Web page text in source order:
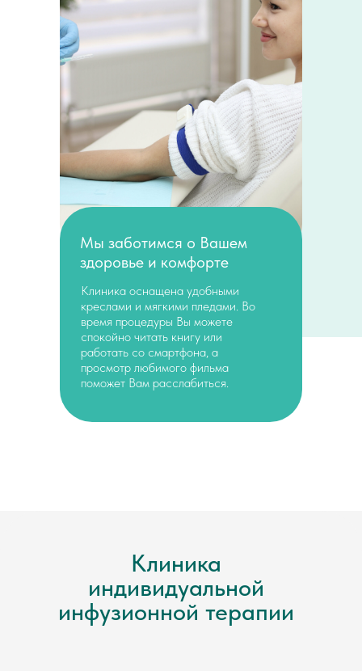
Мы заботимся о Вашем
здоровье и комфорте
Клиника оснащена удобными
креслами и мягкими пледами. Во
время процедуры Вы можете
спокойно читать книгу или
работать со смартфона, а
просмотр любимого фильма
поможет Вам расслабиться.
Клиника
индивидуальной
инфузионной терапии